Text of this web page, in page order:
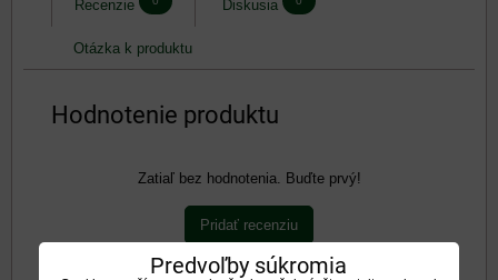
Recenzie Diskusia
Otázka k produktu
Hodnotenie produktu
Zatiaľ bez hodnotenia. Buďte prvý!
Pridať recenziu
Pridať recenziuPredvoľby súkromia